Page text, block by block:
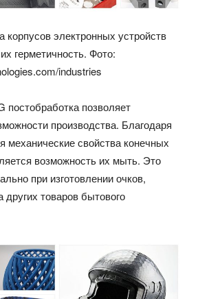
корпусов электронных устройств
герметичность. Фото:
industries
постобработка позволяет
производства. Благодаря
механические свойства конечных
возможность их мыть. Это
при изготовлении очков,
товаров бытового